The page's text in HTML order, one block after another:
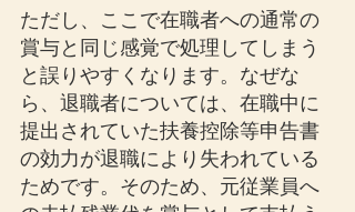
ただし、ここで在職者への通常の
賞与と同じ感覚で処理してしまう
と誤りやすくなります。なぜな
ら、退職者については、在職中に
提出されていた扶養控除等申告書
の効力が退職により失われている
ためです。そのため、元従業員へ